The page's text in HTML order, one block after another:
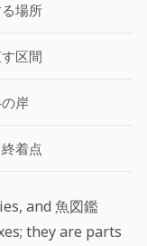
場所
区間
岸
着点
and 魚図鑑
they are parts